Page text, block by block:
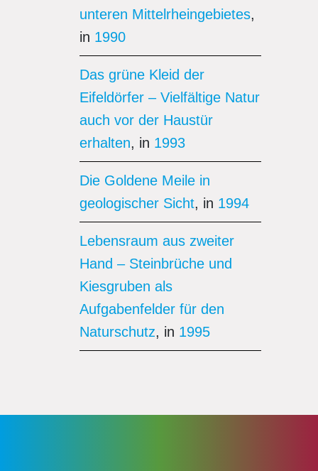
unteren Mittelrheingebietes,
in 1990
Das grüne Kleid der
Eifeldörfer – Vielfältige Natur
auch vor der Haustür
erhalten, in 1993
Die Goldene Meile in
geologischer Sicht, in 1994
Lebensraum aus zweiter
Hand – Steinbrüche und
Kiesgruben als
Aufgabenfelder für den
Naturschutz, in 1995